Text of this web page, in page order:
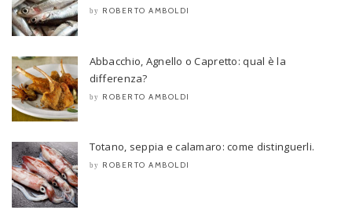
by ROBERTO AMBOLDI
Abbacchio, Agnello o Capretto: qual è la
differenza?
by ROBERTO AMBOLDI
Totano, seppia e calamaro: come distinguerli.
by ROBERTO AMBOLDI